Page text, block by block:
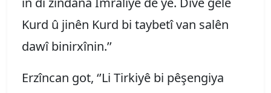
Kurd û jinên Kurd bi taybetî van salên
dawî binirxînin.’’
Erzîncan got, ‘’Li Tirkiyê bi pêşengiya